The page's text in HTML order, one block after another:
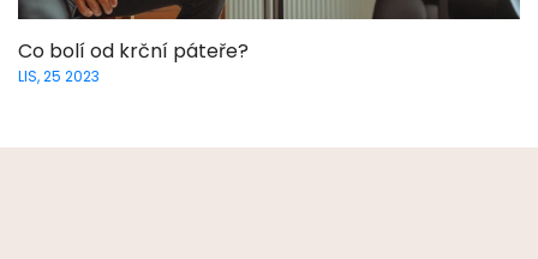
Co bolí od krční páteře?
LIS, 25 2023